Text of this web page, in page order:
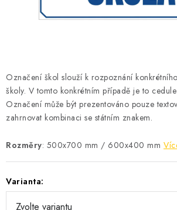
Podmínky vrácení peněz
Nepřebraná
Označení škol slouží k rozpoznání
školy. V tomto konkrétním případě je to cedule
Označení může být prezentováno pouze
zahrnovat kombinaci se státním znakem.
Rozměry: 500x700 mm / 600x400 mm
Varianta: